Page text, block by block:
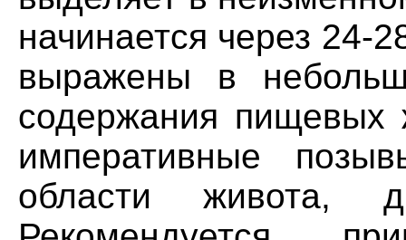
начинается через
выражены в
содержания
императивные
области живота,